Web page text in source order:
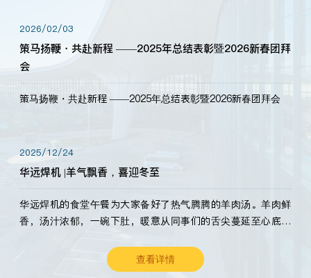
2026/02/03
策马扬鞭・共赴新程 ——2025年总结表彰暨2026新春团拜
会
策马扬鞭・共赴新程 ——2025年总结表彰暨2026新春团拜会
2025/12/24
华远焊机 |羊气飘香，喜迎冬至
华远焊机的食堂午餐为大家备好了热气腾腾的羊肉汤。羊肉鲜
香，汤汁浓郁，一碗下肚，暖意从同事们的舌尖蔓延至心底。
查看详情